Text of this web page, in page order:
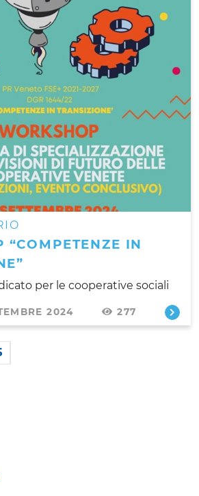
“COMPETENZE IN
per le cooperative sociali
2024 277